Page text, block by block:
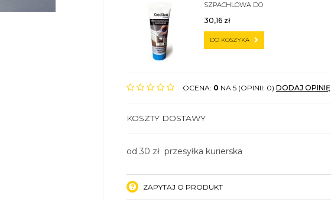
SZPACHLOWA DO
30,16 zł
DO KOSZYKA
OCENA: 0 NA 5 (OPINII: 0) DODAJ OPINIĘ
KOSZTY DOSTAWY
od 30 zł przesyłka kurierska
ZAPYTAJ O PRODUKT